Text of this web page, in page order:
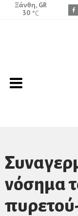
Ξάνθη, GR
30 °C
νόσημα